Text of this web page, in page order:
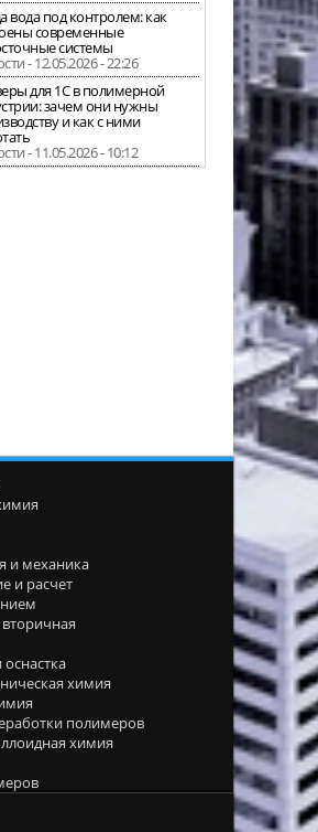
вода под контролем: как
современные
системы
- 12.05.2026 - 22:26
для 1С в полимерной
зачем они нужны
и как с ними
- 11.05.2026 - 10:12
и механика
и расчет
химия
полимеров
химия